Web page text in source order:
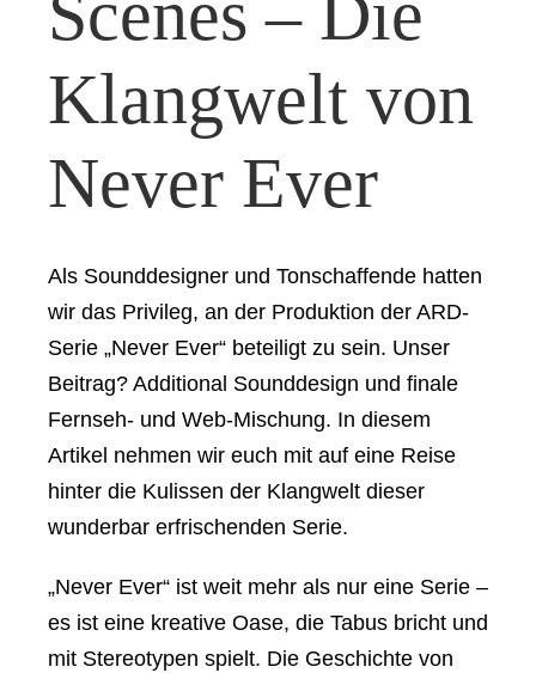
Scenes – Die
Klangwelt von
Never Ever
Als Sounddesigner und Tonschaffende hatten
wir das Privileg, an der Produktion der ARD-
Serie „Never Ever“ beteiligt zu sein. Unser
Beitrag? Additional Sounddesign und finale
Fernseh- und Web-Mischung. In diesem
Artikel nehmen wir euch mit auf eine Reise
hinter die Kulissen der Klangwelt dieser
wunderbar erfrischenden Serie.
„Never Ever“ ist weit mehr als nur eine Serie –
es ist eine kreative Oase, die Tabus bricht und
mit Stereotypen spielt. Die Geschichte von